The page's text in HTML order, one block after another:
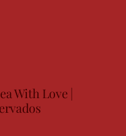
With Love |